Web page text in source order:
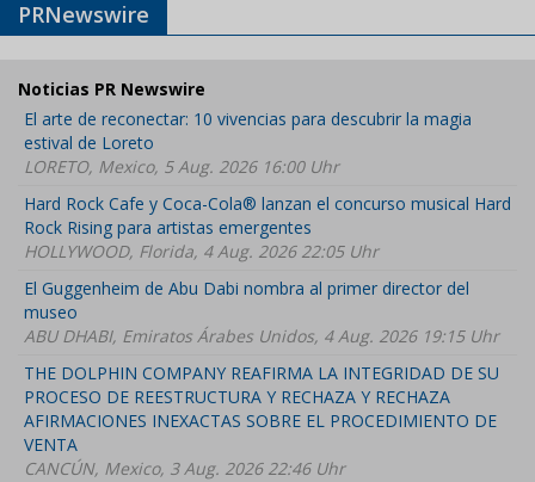
PRNewswire
Noticias PR Newswire
El arte de reconectar: 10 vivencias para descubrir la magia
estival de Loreto
LORETO, Mexico, 5 Aug. 2026 16:00 Uhr
Hard Rock Cafe y Coca-Cola® lanzan el concurso musical Hard
Rock Rising para artistas emergentes
HOLLYWOOD, Florida, 4 Aug. 2026 22:05 Uhr
El Guggenheim de Abu Dabi nombra al primer director del
museo
ABU DHABI, Emiratos Árabes Unidos, 4 Aug. 2026 19:15 Uhr
THE DOLPHIN COMPANY REAFIRMA LA INTEGRIDAD DE SU
PROCESO DE REESTRUCTURA Y RECHAZA Y RECHAZA
AFIRMACIONES INEXACTAS SOBRE EL PROCEDIMIENTO DE
VENTA
CANCÚN, Mexico, 3 Aug. 2026 22:46 Uhr